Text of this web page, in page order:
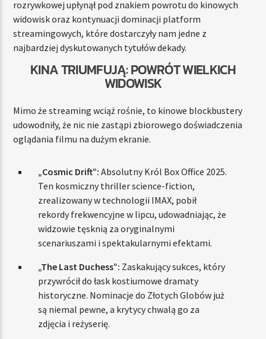
rozrywkowej upłynął pod znakiem powrotu do kinowych
widowisk oraz kontynuacji dominacji platform
streamingowych, które dostarczyły nam jedne z
najbardziej dyskutowanych tytułów dekady.
KINA TRIUMFUJĄ: POWRÓT WIELKICH
WIDOWISK
Mimo że streaming wciąż rośnie, to kinowe blockbustery
udowodniły, że nic nie zastąpi zbiorowego doświadczenia
oglądania filmu na dużym ekranie.
„Cosmic Drift”: Absolutny Król Box Office 2025.
Ten kosmiczny thriller science-fiction,
zrealizowany w technologii IMAX, pobił
rekordy frekwencyjne w lipcu, udowadniając, że
widzowie tęsknią za oryginalnymi
scenariuszami i spektakularnymi efektami.
„The Last Duchess”: Zaskakujący sukces, który
przywrócił do łask kostiumowe dramaty
historyczne. Nominacje do Złotych Globów już
są niemal pewne, a krytycy chwalą go za
zdjęcia i reżyserię.